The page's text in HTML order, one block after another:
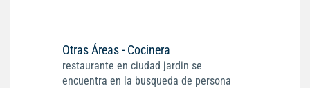
Otras Áreas - Cocinera
restaurante en ciudad jardin se
encuentra en la busqueda de persona